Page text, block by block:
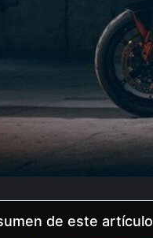
de este artículo